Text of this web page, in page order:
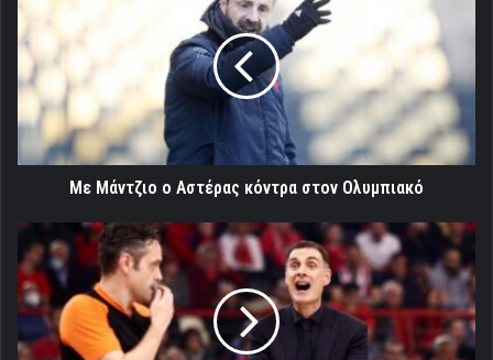
Αστέρας
κόντρα
στον
Ολυμπιακό
Με Μάντζιο ο Αστέρας κόντρα στον Ολυμπιακό
To
χειροκρότημα
-τα
πλάνα
Μπαρτζώκα
και